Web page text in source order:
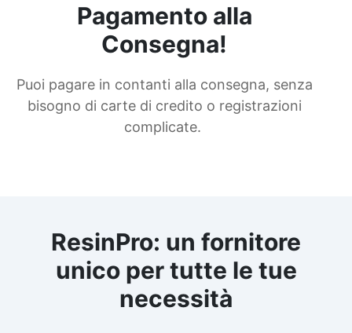
Pagamento alla
Consegna!
Puoi pagare in contanti alla consegna, senza
bisogno di carte di credito o registrazioni
complicate.
ResinPro: un fornitore
unico per tutte le tue
necessità